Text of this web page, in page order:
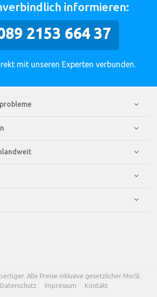
informieren:
2153 664 37
mit unseren Experten verbunden.
Alle Preise inklusive gesetzlicher MwSt.
Datenschutz Impressum Kontakt